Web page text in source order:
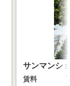
サンマンシ
賃料